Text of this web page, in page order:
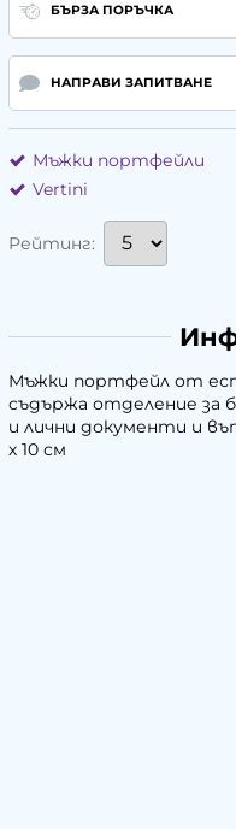
БЪРЗА ПОРЪЧКА
НАПРАВИ ЗАПИТВАНЕ
Мъжки портфейли
Vertini
Рейтинг:
Мъжки портфейл от
съдържа отделение за
и лични документи и
х 10 см